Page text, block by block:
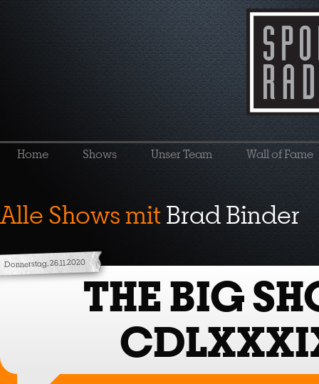
Home Shows Unser Team Wall of Fame
Alle Shows mitBrad Binder
Donnerstag, 26.11.2020
THE BIG